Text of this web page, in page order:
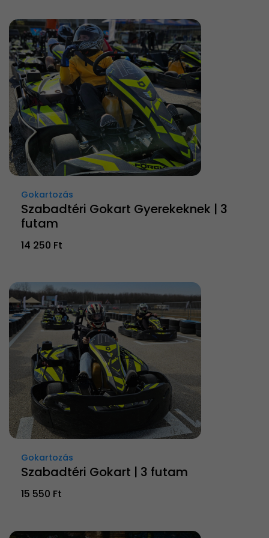
Gokartozás
Szabadtéri Gokart Gyerekeknek | 3
futam
14 250 Ft
Gokartozás
Szabadtéri Gokart | 3 futam
15 550 Ft